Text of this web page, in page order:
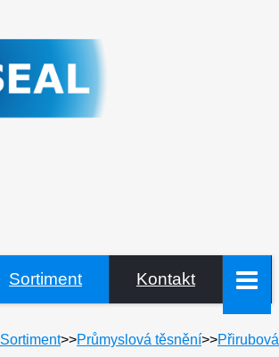
Sortiment Kontakt
Sortiment>>Průmyslová těsnění>>